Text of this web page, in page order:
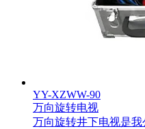
YY-XZWW-90
万向旋转电视
万向旋转井下电视是